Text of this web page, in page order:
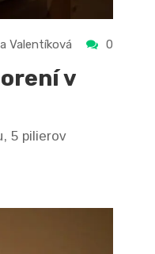
Valentíková 0
v
5 pilierov